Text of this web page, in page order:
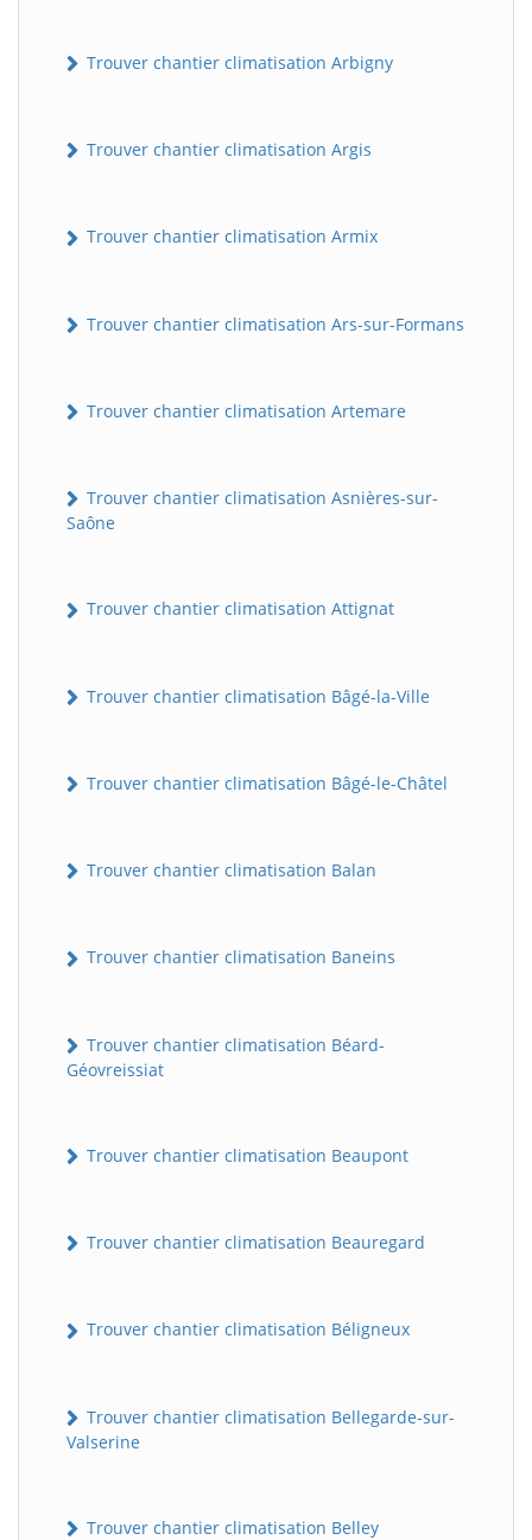
Trouver chantier climatisation Arbigny
Trouver chantier climatisation Argis
Trouver chantier climatisation Armix
Trouver chantier climatisation Ars-sur-Formans
Trouver chantier climatisation Artemare
Trouver chantier climatisation Asnières-sur-
Saône
Trouver chantier climatisation Attignat
Trouver chantier climatisation Bâgé-la-Ville
Trouver chantier climatisation Bâgé-le-Châtel
Trouver chantier climatisation Balan
Trouver chantier climatisation Baneins
Trouver chantier climatisation Béard-
Géovreissiat
Trouver chantier climatisation Beaupont
Trouver chantier climatisation Beauregard
Trouver chantier climatisation Béligneux
Trouver chantier climatisation Bellegarde-sur-
Valserine
Trouver chantier climatisation Belley